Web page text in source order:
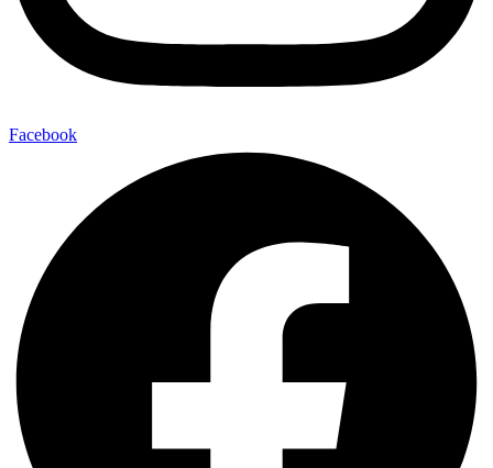
Facebook